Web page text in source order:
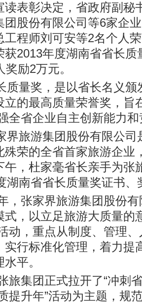
读表彰决定，省政府副秘
团股份有限公司等6家企
工程师刘可安等2名个人
获2013年度湖南省省长
励2万元。
质量奖，是以省长名义颁
立的最高质量荣誉奖，旨
全省企业自主创新能力
界旅游集团股份有限公司
殊荣的全省首家旅游企业
午，杜家毫省长亲手为张
湖南省省长质量奖证书、
，张家界旅游集团股份
式，以立足旅游大质量的
动，重点从制度、管理
实行标准化管理，着力提
平。
旅集团正式拉开了“冲刺
提升年”活动为主题，规